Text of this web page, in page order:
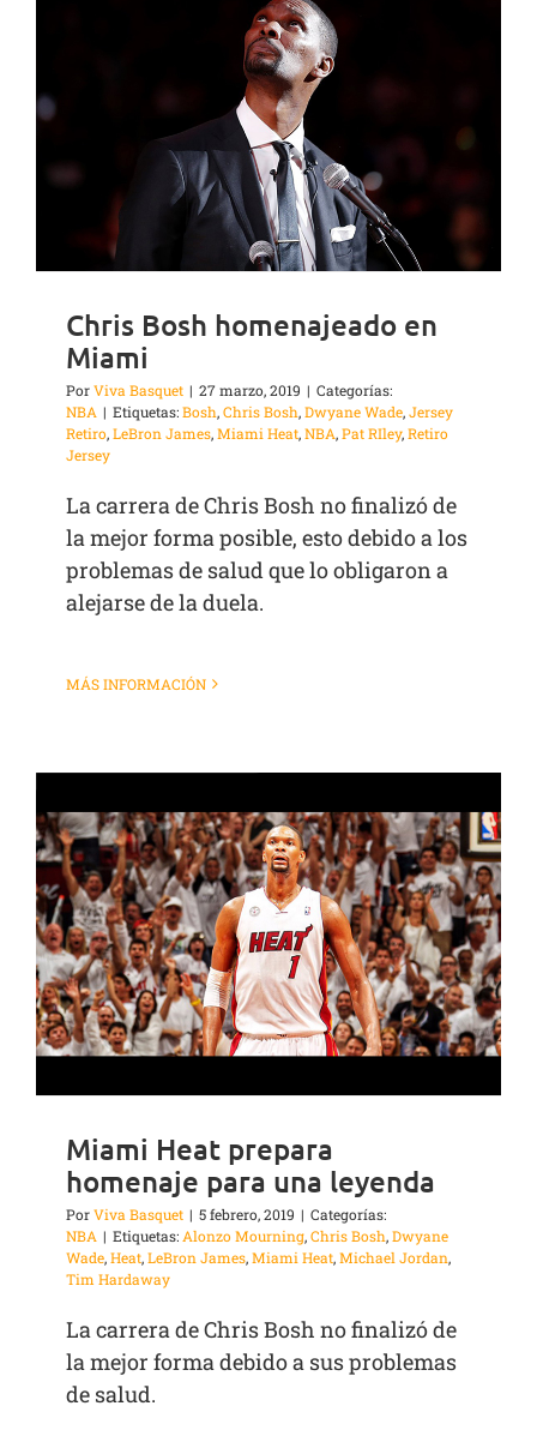
Chris Bosh homenajeado en
Miami
PorViva Basquet | 27 marzo, 2019 | Categorías:
NBA | Etiquetas:Bosh,Chris Bosh,Dwyane Wade,Jersey
Retiro,LeBron James,Miami Heat,NBA,Pat RIley,Retiro
Jersey
La carrera de Chris Bosh no finalizó de
la mejor forma posible, esto debido a los
problemas de salud que lo obligaron a
alejarse de la duela.
MÁS INFORMACIÓN
Miami Heat prepara
homenaje para una leyenda
PorViva Basquet | 5 febrero, 2019 | Categorías:
NBA | Etiquetas:Alonzo Mourning,Chris Bosh,Dwyane
Wade,Heat,LeBron James,Miami Heat,Michael Jordan,
Tim Hardaway
La carrera de Chris Bosh no finalizó de
la mejor forma debido a sus problemas
de salud.